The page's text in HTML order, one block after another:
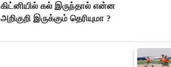
கிட்னியில் கல் இருந்தால் என்ன
அறிகுறி இருக்கும் தெரியுமா ?